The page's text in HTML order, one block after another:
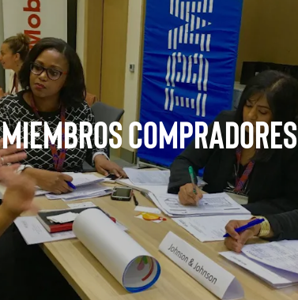
Miembros Compradores